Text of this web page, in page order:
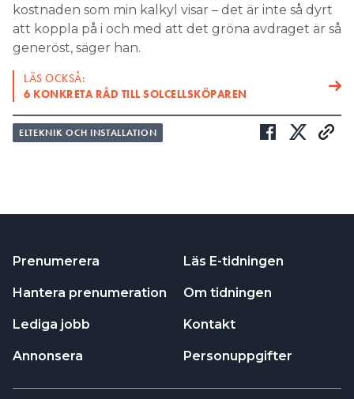
kostnaden som min kalkyl visar – det är inte så dyrt
att koppla på i och med att det gröna avdraget är så
generöst, säger han.
LÄS OCKSÅ:
6 KONKRETA RÅD TILL SOLCELLSKÖPAREN
ELTEKNIK OCH INSTALLATION
Prenumerera
Hantera prenumeration
Lediga jobb
Annonsera
Läs E-tidningen
Om tidningen
Kontakt
Personuppgifter